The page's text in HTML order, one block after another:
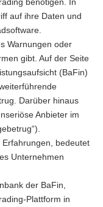
auf ihre Daten und
Warnungen oder
gibt. Auf der Seite
(BaFin)
Darüber hinaus
Anbieter im
bedeutet
Unternehmen
der BaFin,
Plattform in